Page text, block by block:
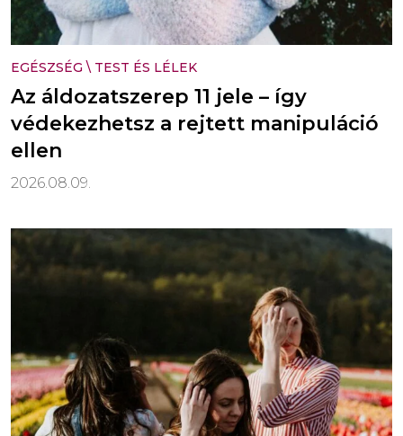
EGÉSZSÉG \ TEST ÉS LÉLEK
Az áldozatszerep 11 jele – így
védekezhetsz a rejtett manipuláció
ellen
2026.08.09.